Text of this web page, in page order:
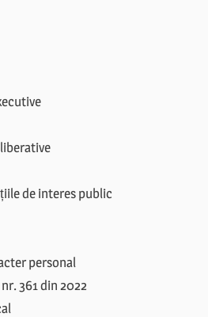
de interes public
personal
361 din 2022